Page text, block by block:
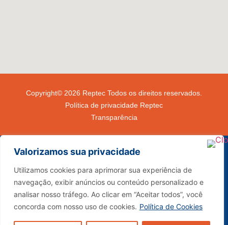
Valorizamos sua privacidade
Utilizamos cookies para aprimorar sua experiência de
navegação, exibir anúncios ou conteúdo personalizado e
analisar nosso tráfego. Ao clicar em “Aceitar todos”, você
concorda com nosso uso de cookies. Política de Cookies
Copyright© 2026 Reptec Todos os direitos reservados.
Política de privacidade Reptec
Transparência
(34) 3291-4000
sac@reptec.com.br